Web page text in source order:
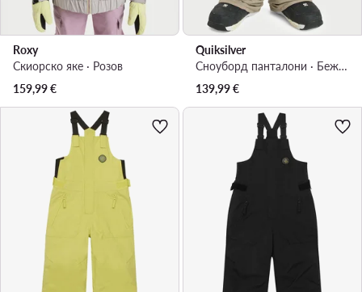
Roxy
Скиорско яке · Розов
159,99€
Quiksilver
Сноуборд панталони · Бежов
139,99€